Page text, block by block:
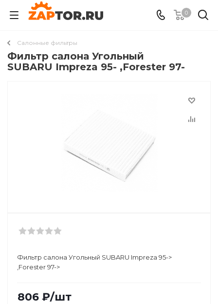
0
Салонные фильтры
Фильтр салона Угольный
SUBARU Impreza 95- ,Forester 97-
Фильтр салона Угольный SUBARU Impreza 95->
,Forester 97->
806 ₽/шт